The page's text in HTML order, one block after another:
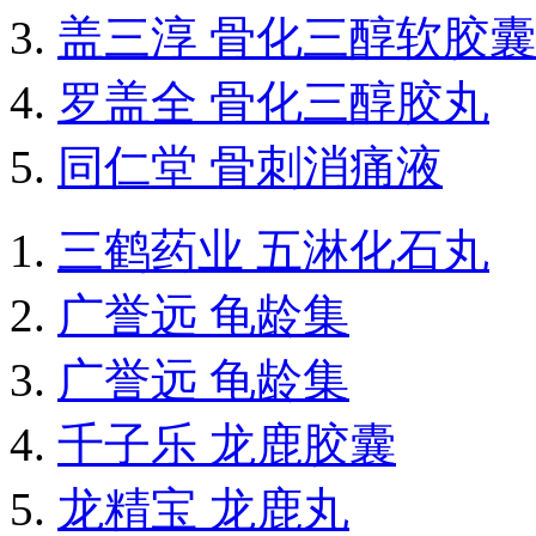
盖三淳 骨化三醇软胶囊
罗盖全 骨化三醇胶丸
同仁堂 骨刺消痛液
三鹤药业 五淋化石丸
广誉远 龟龄集
广誉远 龟龄集
千子乐 龙鹿胶囊
龙精宝 龙鹿丸